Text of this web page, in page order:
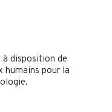
disposition de
humains pour la